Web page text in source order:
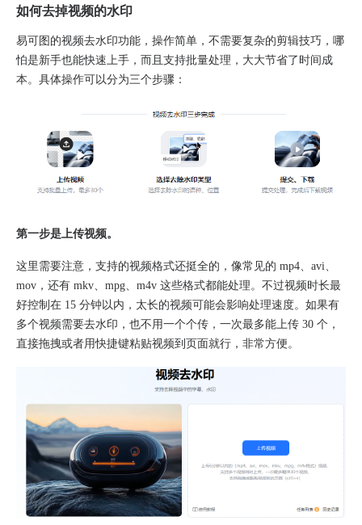
如何去掉视频的水印
易可图的视频去水印功能，操作简单，不需要复杂的剪辑技巧，哪
怕是新手也能快速上手，而且支持批量处理，大大节省了时间成
本。具体操作可以分为三个步骤：
第一步是上传视频。
这里需要注意，支持的视频格式还挺全的，像常见的 mp4、avi、
mov，还有 mkv、mpg、m4v 这些格式都能处理。不过视频时长最
好控制在 15 分钟以内，太长的视频可能会影响处理速度。如果有
多个视频需要去水印，也不用一个个传，一次最多能上传 30 个，
直接拖拽或者用快捷键粘贴视频到页面就行，非常方便。